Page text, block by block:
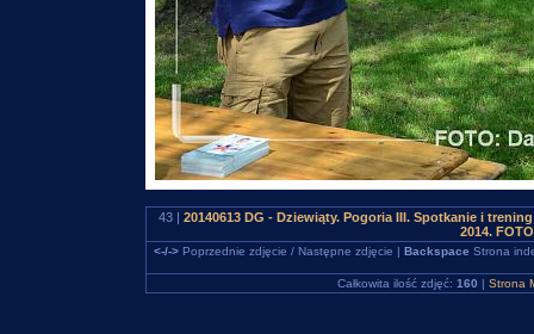
43 | 20140613 DG - Dziewiąty. Pogoria III. Spotkanie i
2014.
<-/->Poprzednie zdjęcie / Następne zdjęcie | Backspace Strona
Całkowita ilość zdjęć: 160 | Strona